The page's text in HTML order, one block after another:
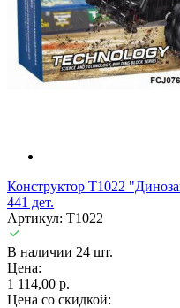
Конструктор T1022
441 дет.
Артикул: T1022
В наличии 24 шт.
Цена:
1 114,00 р.
Цена со скидкой: